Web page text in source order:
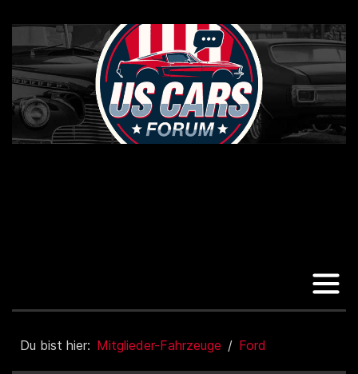
Du bist hier: Mitglieder-Fahrzeuge Ford